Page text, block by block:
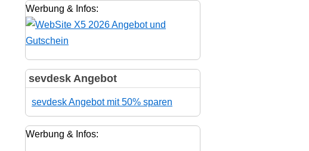
Werbung & Infos:
sevdesk Angebot
sevdesk Angebot mit 50% sparen
Werbung & Infos: